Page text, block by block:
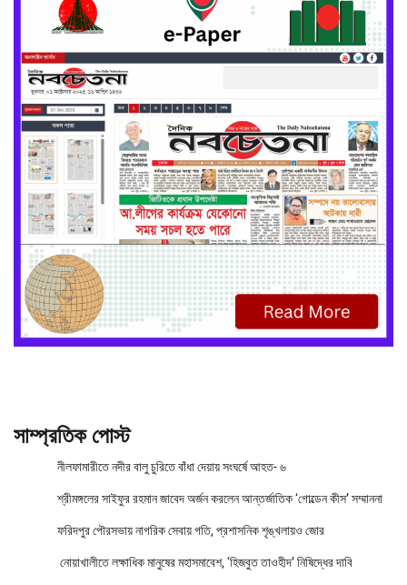
সাম্প্রতিক পোস্ট
নীলফামারীতে নদীর বালু চুরিতে বাঁধা দেয়ায় সংঘর্ষে আহত- ৬
শ্রীমঙ্গলের সাইফুর রহমান জাবেদ অর্জন করলেন আন্তর্জাতিক ‘গোল্ডেন কীস’ সম্মাননা
ফরিদপুর পৌরসভায় নাগরিক সেবায় গতি, প্রশাসনিক শৃঙ্খলায়ও জোর
নোয়াখালীতে লক্ষাধিক মানুষের মহাসমাবেশ, ‘হিজবুত তাওহীদ’ নিষিদ্ধের দাবি